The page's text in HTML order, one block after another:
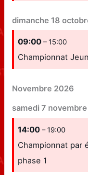
dimanche 18
09:00– 15:00
Championnat
Novembre 2026
samedi 7 novembre
14:00– 19:00
Championnat par
phase 1